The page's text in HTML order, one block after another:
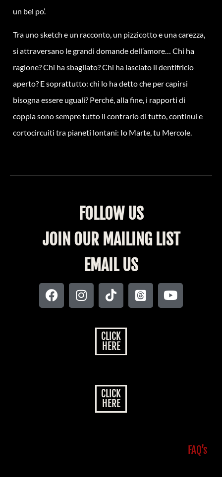
un bel po’.
Tra uno sketch e un racconto, un pizzicotto e una carezza,
si attraversano le grandi domande dell’amore… Chi ha
ragione? Chi ha sbagliato? Chi ha lasciato il dentifricio
aperto? E soprattutto: chi lo ha detto che per capirsi
bisogna essere uguali? Perché, alla fine, i rapporti di
coppia sono sempre tutto il contrario di tutto, continui e
cortocircuiti tra pianeti lontani: Io Marte, tu Mercole.
FOLLOW US
JOIN OUR MAILING LIST
EMAIL US
CLICK
HERE
CLICK
HERE
FAQ’s